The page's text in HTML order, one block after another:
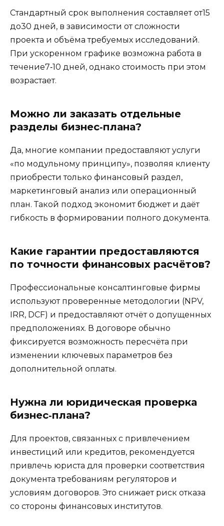
Стандартный срок выполнения составляет от15
до30 дней, в зависимости от сложности
проекта и объёма требуемых исследований.
При ускоренном графике возможна работа в
течение7‑10 дней, однако стоимость при этом
возрастает.
Можно ли заказать отдельные
разделы бизнес‑плана?
Да, многие компании предоставляют услуги
«по модульному принципу», позволяя клиенту
приобрести только финансовый раздел,
маркетинговый анализ или операционный
план. Такой подход экономит бюджет и даёт
гибкость в формировании полного документа.
Какие гарантии предоставляются
по точности финансовых расчётов?
Профессиональные консалтинговые фирмы
используют проверенные методологии (NPV,
IRR, DCF) и предоставляют отчёт о допущенных
предположениях. В договоре обычно
фиксируется возможность пересчёта при
изменении ключевых параметров без
дополнительной оплаты.
Нужна ли юридическая проверка
бизнес‑плана?
Для проектов, связанных с привлечением
инвестиций или кредитов, рекомендуется
привлечь юриста для проверки соответствия
документа требованиям регуляторов и
условиям договоров. Это снижает риск отказа
со стороны финансовых институтов.